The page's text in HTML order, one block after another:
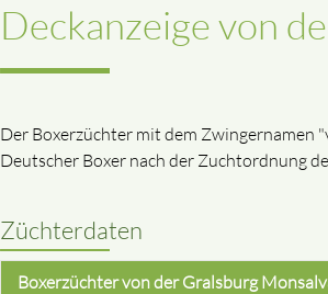
Deckanzeige von
Der Boxerzüchter mit dem Zwingernamen
Deutscher Boxer nach der Zuchtordnung
Züchterdaten
Boxerzüchter von der Gralsburg